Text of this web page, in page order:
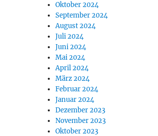
Oktober 2024
September 2024
August 2024
Juli 2024
Juni 2024
Mai 2024
April 2024
März 2024
Februar 2024
Januar 2024
Dezember 2023
November 2023
Oktober 2023